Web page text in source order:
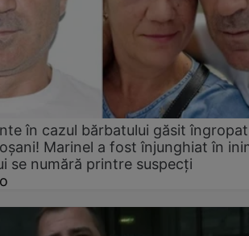
în cazul bărbatului găsit
Marinel a fost înjunghiat în
se numără printre suspecți